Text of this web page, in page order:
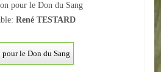
pour le Don du Sang
René TESTARD
le Don du Sang